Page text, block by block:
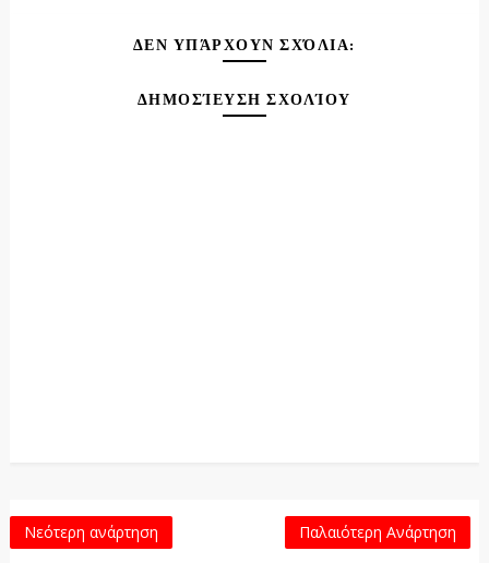
ΔΕΝ ΥΠΆΡΧΟΥΝ ΣΧΌΛΙΑ:
ΔΗΜΟΣΊΕΥΣΗ ΣΧΟΛΊΟΥ
Νεότερη ανάρτηση Παλαιότερη Ανάρτηση